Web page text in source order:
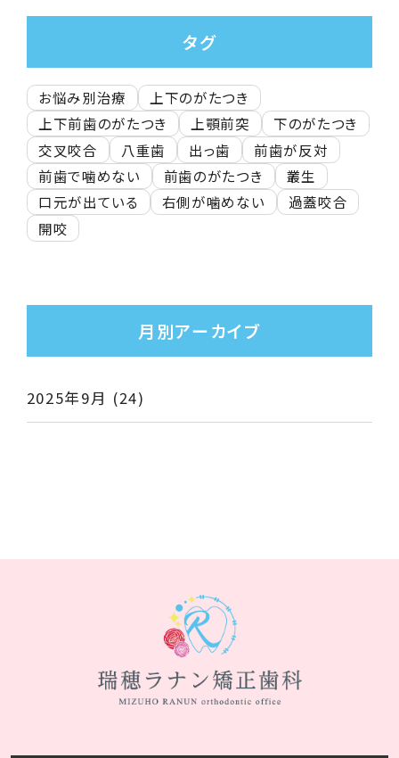
タグ
お悩み別治療
上下のがたつき
上下前歯のがたつき
上顎前突
下のがたつき
交叉咬合
八重歯 出っ歯
前歯が反対
前歯で噛めない
前歯のがたつき
叢生
口元が出ている
右側が噛めない
過蓋咬合
開咬
月別アーカイブ
2025年9月 (24)